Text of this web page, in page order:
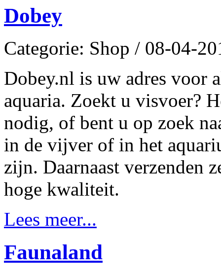
Dobey
Categorie: Shop / 08-04-
Dobey.nl is uw adres voor
aquaria. Zoekt u visvoer?
nodig, of bent u op zoek
in de vijver of in het
zijn. Daarnaast verzenden
hoge kwaliteit.
Lees meer...
Faunaland